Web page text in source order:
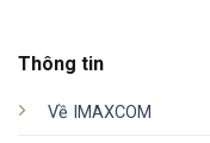
Thông tin
Về IMAXCOM